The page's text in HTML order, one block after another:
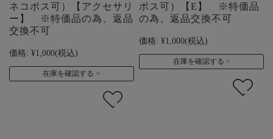
ネコポス可）【アクセサリ
ー】 ※特価品の為、返品
交換不可
価格: ¥1,000(税込)
在庫を確認する
ポス可）【E】 ※特価品
の為、返品交換不可
価格: ¥1,000(税込)
在庫を確認する